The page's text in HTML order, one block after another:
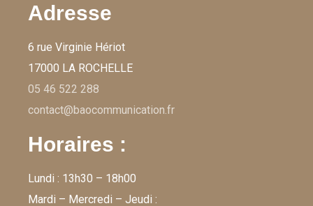
Adresse
6 rue Virginie Hériot
17000 LA ROCHELLE
05 46 522 288
contact@baocommunication.fr
Horaires :
Lundi : 13h30 – 18h00
Mardi – Mercredi – Jeudi :